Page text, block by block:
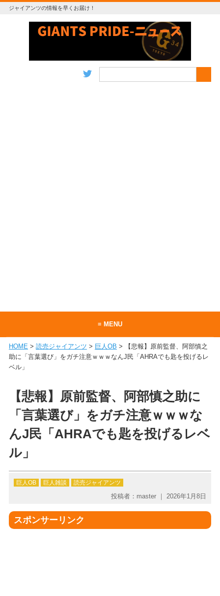
ジャイアンツの情報を早くお届け！
≡ MENU
ホーム
RSS
HOME> 読売ジャイアンツ > 巨人OB > 【悲報】原前監督、阿部慎之
助に「言葉選び」をガチ注意ｗｗｗなんJ民「AHRAでも匙を投げるレ
ベル」
【悲報】原前監督、阿部慎之助に
「言葉選び」をガチ注意ｗｗｗな
んJ民「AHRAでも匙を投げるレベ
ル」
巨人OB 巨人雑談 読売ジャイアンツ
投稿者：master ｜ 2026年1月8日
スポンサーリンク